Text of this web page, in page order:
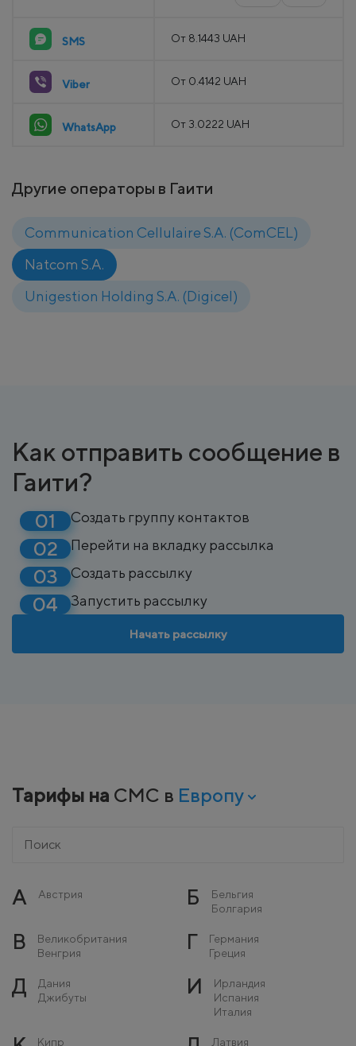
SMS От 8.1443 UAH
Viber От 0.4142 UAH
WhatsApp От 3.0222 UAH
Другие операторы в Гаити
Communication Cellulaire S.A. (ComCEL)
Natcom S.A.
Unigestion Holding S.A. (Digicel)
Как отправить сообщение в
Гаити?
Создать группу контактов
Перейти на вкладку рассылка
Создать рассылку
Запустить рассылку
Начать рассылку
Тарифы на СМС в Европу
А Австрия Б
Бельгия
Болгария
В
Великобритания
Венгрия
Г
Германия
Греция
Д
Дания
Джибуты
И
Ирландия
Испания
Италия
Кипр Латвия